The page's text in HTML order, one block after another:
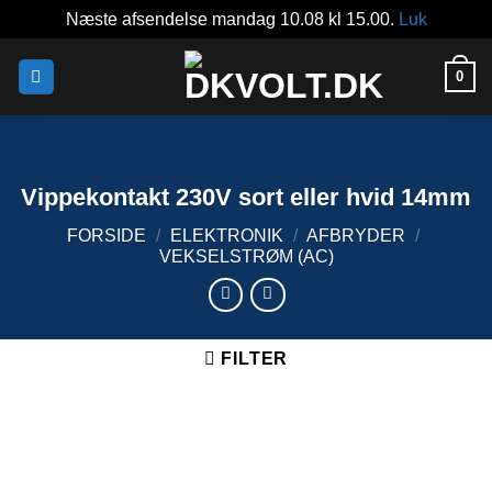
Næste afsendelse mandag 10.08 kl 15.00. Luk
0
Vippekontakt 230V sort eller hvid 14mm
FORSIDE / ELEKTRONIK / AFBRYDER /
VEKSELSTRØM (AC)
FILTER